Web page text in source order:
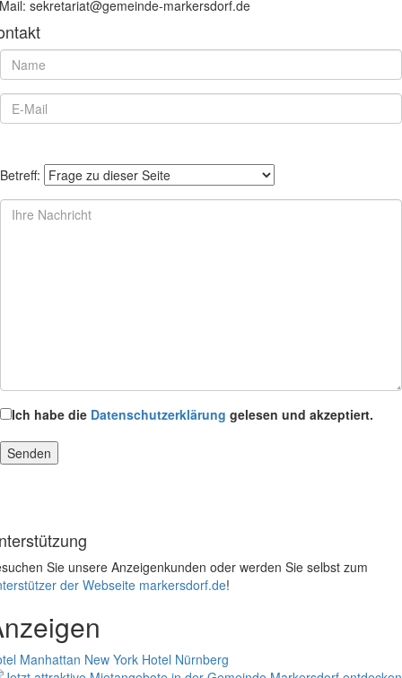
sekretariat@gemeinde-markersdorf.de
Betreff:
Ich habe die Datenschutzerklärung gelesen und akzeptiert.
Sie unsere Anzeigenkunden oder werden Sie selbst zum
der Webseite markersdorf.de!
Manhattan New York Hotel Nürnberg